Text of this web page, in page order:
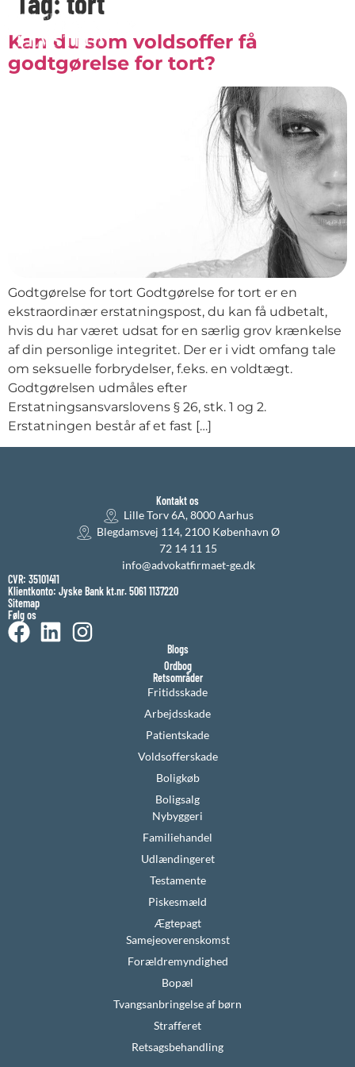
Kan du som voldsoffer få
godtgørelse for tort?
Godtgørelse for tort Godtgørelse for tort er en
ekstraordinær erstatningspost, du kan få udbetalt,
hvis du har været udsat for en særlig grov krænkelse
af din personlige integritet. Der er i vidt omfang tale
om seksuelle forbrydelser, f.eks. en voldtægt.
Godtgørelsen udmåles efter
Erstatningsansvarslovens § 26, stk. 1 og 2.
Erstatningen består af et fast […]
Kontakt os
Lille Torv 6A, 8000 Aarhus
Blegdamsvej 114, 2100 København Ø
72 14 11 15
info@advokatfirmaet-ge.dk
CVR: 35101411
Klientkonto: Jyske Bank kt.nr. 5061 1137220
Sitemap
Følg os
Blogs
Ordbog
Retsområder
Fritidsskade
Arbejdsskade
Patientskade
Voldsofferskade
Boligkøb
Boligsalg
Nybyggeri
Familiehandel
Udlændingeret
Testamente
Piskesmæld
Ægtepagt
Samejeoverenskomst
Forældremyndighed
Bopæl
Tvangsanbringelse af børn
Strafferet
Retsagsbehandling